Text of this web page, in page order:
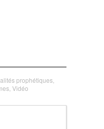
prophétiques
Vidéo